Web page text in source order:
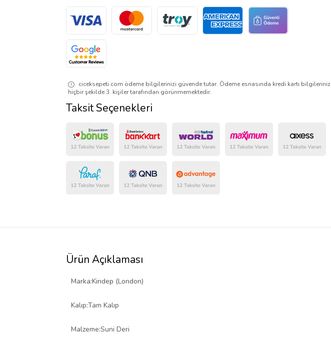
ciceksepeti.com ödeme bilgilerinizi güvende tutar. Ödeme esnasında kredi kartı bilgileriniz
hiçbir şekilde 3. kişiler tarafından görünmemektedir.
Taksit Seçenekleri
Ürün Açıklaması
Marka:Kindep (London)
Kalıp:Tam Kalıp
Malzeme:Suni Deri